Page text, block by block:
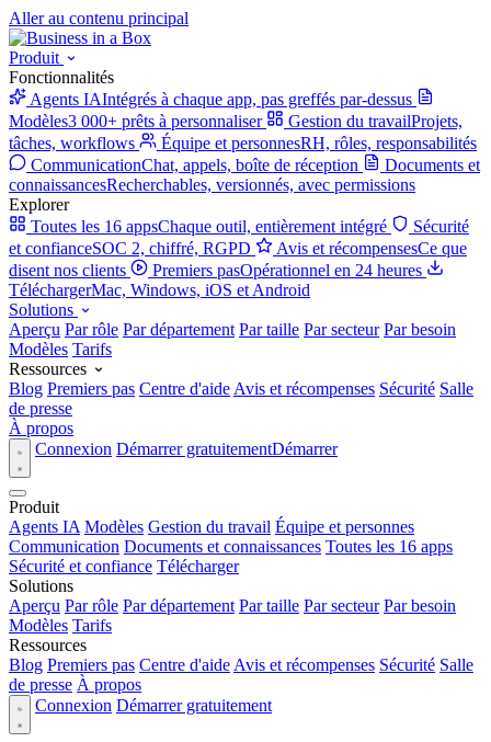
Aller au contenu principal
Produit
Fonctionnalités
Agents IAIntégrés à chaque app, pas greffés par-dessus
Modèles3 000+ prêts à personnaliser Gestion du travailProjets,
tâches, workflows
Équipe et personnesRH, rôles, responsabilités
CommunicationChat, appels, boîte de réception
Documents et
connaissancesRecherchables, versionnés, avec permissions
Explorer
Toutes les 16 appsChaque outil, entièrement intégré
Sécurité
et confianceSOC 2, chiffré, RGPD Avis et récompensesCe que
disent nos clients
Premiers pasOpérationnel en 24 heures
TéléchargerMac, Windows, iOS et Android
Solutions
Aperçu Par rôle Par département Par taille Par secteur Par besoin
Modèles Tarifs
Ressources
Blog Premiers pas Centre d'aide Avis et récompenses Sécurité Salle
de presse
À propos
Connexion Démarrer gratuitementDémarrer
Produit
Agents IA Modèles Gestion du travail Équipe et personnes
Communication Documents et connaissances Toutes les 16 apps
Sécurité et confiance Télécharger
Solutions
Aperçu Par rôle Par département Par taille Par secteur Par besoin
Modèles Tarifs
Ressources
Blog Premiers pas Centre d'aide Avis et récompenses Sécurité Salle
de presse À propos
Connexion Démarrer gratuitement